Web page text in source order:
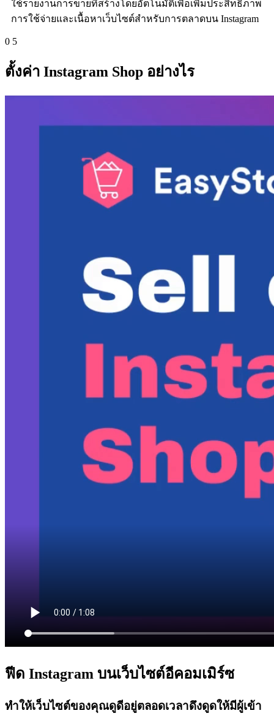
ใช้รายงานการขายที่สร้างโดยอัตโนมัติเพื่อเพิ่มประสิทธิภาพ
การใช้จ่ายและเนื้อหาเว็บไซต์สำหรับการตลาดบน Instagram
0 5
ตั้งค่า Instagram Shop อย่างไร
ฟีด Instagram บนเว็บไซต์อีคอมเมิร์ซ
ทำให้เว็บไซต์ของคุณดูดีอยู่ตลอดเวลาดึงดูดให้มีผู้เข้า